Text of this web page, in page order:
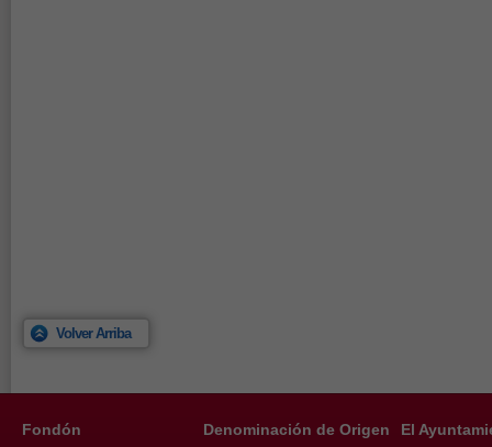
Volver Arriba
Fondón Denominación de Origen El